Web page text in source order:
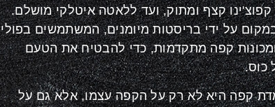
קצף ומתוק, ועד ללאטה איטלקי מושלם.
על ידי בריסטות מיומנים, המשתמשים בפולי
קפה מתקדמות, כדי להבטיח את הטעם
כוס.
קפה היא לא רק על הקפה עצמו, אלא גם על